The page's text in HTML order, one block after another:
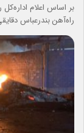
بر اساس اعلام
راه‌آهن بندرعباس